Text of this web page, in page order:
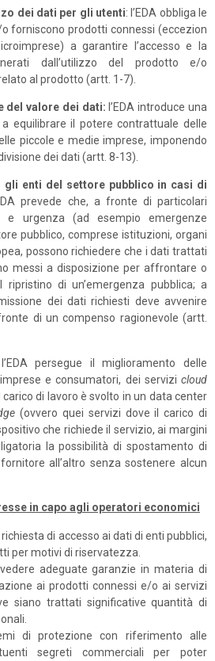
dei dati per gli utenti: l’EDA obbliga le
forniscono prodotti connessi (eccezion
a garantire l’accesso e la
dall’utilizzo del prodotto e/o
al prodotto (artt. 1-7).
del valore dei dati: l’EDA introduce una
equilibrare il potere contrattuale delle
piccole e medie imprese, imponendo
dei dati (artt. 8-13).
gli enti del settore pubblico in casi di
prevede che, a fronte di particolari
e urgenza (ad esempio emergenze
pubblico, comprese istituzioni, organi
possono richiedere che i dati trattati
messi a disposizione per affrontare o
di un’emergenza pubblica; a
dei dati richiesti deve avvenire
di un compenso ragionevole (artt.
persegue il miglioramento delle
e consumatori, dei servizi cloud
di lavoro è svolto in un data center
(ovvero quei servizi dove il carico di
che richiede il servizio, ai margini
la possibilità di spostamento di
all’altro senza sostenere alcun
in capo agli operatori economici
richiesta di accesso ai dati di enti pubblici,
per motivi di riservatezza.
adeguate garanzie in materia di
ai prodotti connessi e/o ai servizi
siano trattati significative quantità di
di protezione con riferimento alle
segreti commerciali per poter